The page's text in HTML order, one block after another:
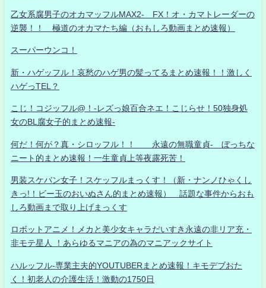
乙女系腐男子のオカマッフルMAX2- FX！オ・カマトレーダーの
逆襲！！ 極道のオカマたち編（おもしろ動画まとめ速報）
スーパーウンコ！
新・ハゲッフル！哀愁のハゲ男の髪ってるまとめ速報！！激しく
ハゲっTEL？
こじ！コジッフル@！-レズっ娘百合ネエ！こじらせ！50独身処
女のBL腐女子的まとめ速報-
何だ！何が？真・シロッフル！！ 永遠の無職童貞- ぼっちな
ニート的まとめ速報！一生童貞上等夜露死苦！
男装スケバン女子！スケッフルまっくす！（新・ナンノひゃくし
きっ!！ビー玉のおいぬさん的まとめ速報） 話題な事件からおも
しろ動画まで取り上げまっくす
ロボットアニメ！メカと美少女キャラだいすき永遠の非リア充・
非モテ星人 ！あらゆるマニアの為のマニアックサイト
ハルッフル-専業主夫的YOUTUBERまとめ速報！キモデブおた
く！初老人の介護生活！激動の1750日